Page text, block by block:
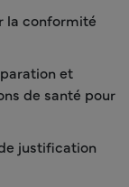
la conformité
et
de santé pour
justification